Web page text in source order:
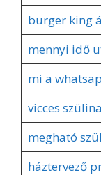
burger king
mennyi idő
mi a
vicces
megható
háztervező